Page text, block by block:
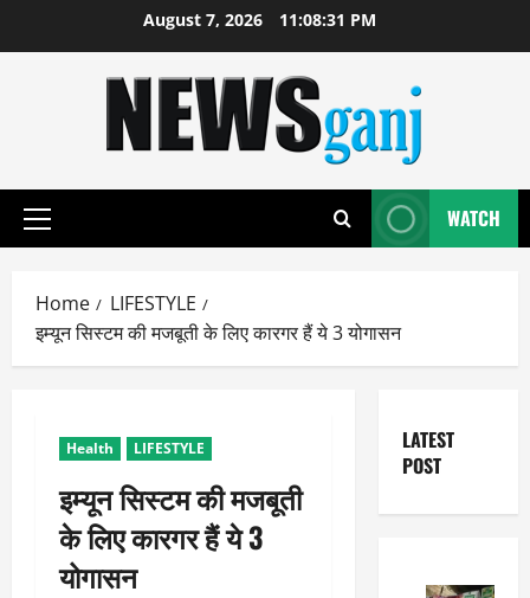
August 7, 2026 11:08:32 PM
Primary
WATCH
Home
LIFESTYLE
इम्यून सिस्टम की मजबूती के लिए कारगर हैं ये 3 योगासन
Health LIFESTYLE
इम्यून सिस्टम की मजबूती
के लिए कारगर हैं ये 3
योगासन
LATEST
POST